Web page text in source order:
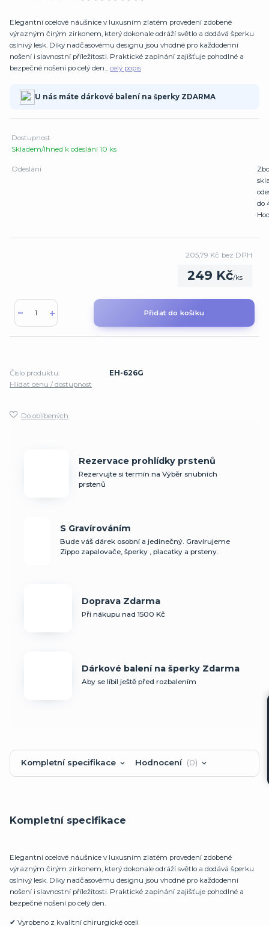
Elegantní ocelové náušnice v luxusním zlatém provedení zdobené
výrazným čirým zirkonem, který dokonale odráží světlo a dodává šperku
oslnivý lesk. Díky nadčasovému designu jsou vhodné pro každodenní
nošení i slavnostní příležitosti. Praktické zapínání zajišťuje pohodlné a
bezpečné nošení po celý den... celý popis
U nás máte dárkové balení na šperky ZDARMA
Dostupnost
Skladem/Ihned k odeslání 10 ks
Odeslání
do
249 Kč/ks
205,79 Kč bez DPH
Přidat do košíku
Číslo produktu:
EH-626G
Hlídat cenu / dostupnost
Do oblíbených
Rezervace prohlídky prstenů
Rezervujte si termín na Výběr snubních
prstenů
S Gravírováním
Bude váš dárek osobní a jedinečný. Gravírujeme
Zippo zapalovače, šperky , placatky a prsteny.
Doprava Zdarma
Při nákupu nad 1500 Kč
Dárkové balení na šperky Zdarma
Aby se líbil ještě před rozbalením
Kompletní specifikace Hodnocení 0
Kompletní specifikace
Elegantní ocelové náušnice v luxusním zlatém provedení zdobené
výrazným čirým zirkonem, který dokonale odráží světlo a dodává šperku
oslnivý lesk. Díky nadčasovému designu jsou vhodné pro každodenní
nošení i slavnostní příležitosti. Praktické zapínání zajišťuje pohodlné a
bezpečné nošení po celý den.
✔ Vyrobeno z kvalitní chirurgické oceli